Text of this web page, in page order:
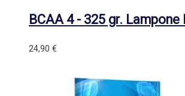
BCAA 4 - 325 gr. Lampone
24,90 €